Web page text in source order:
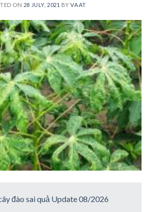
ON 28 JULY, 2021 BYVAAT
đào sai quả Update 08/2026